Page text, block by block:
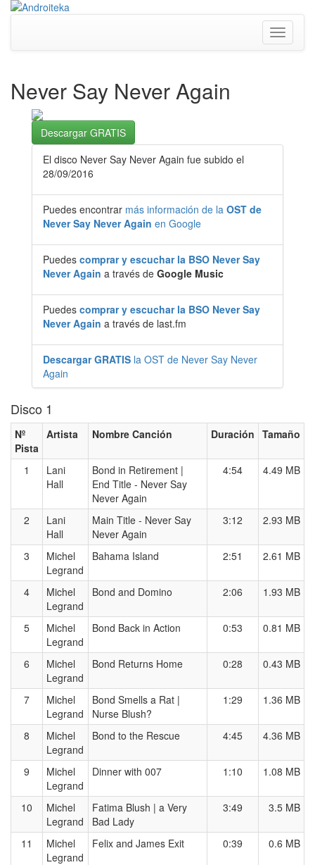
Toggle
Never Say Never Again
Descargar GRATIS
El disco Never Say Never Again fue subido el
28/09/2016
Puedes encontrar más información de la OST de
Never Say Never Again en Google
Puedes comprar y escuchar la BSO Never Say
Never Again a través de Google Music
Puedes comprar y escuchar la BSO Never Say
Never Again a través de last.fm
Descargar GRATIS la OST de Never Say Never
Again
Disco 1
Nº
Pista
Artista Nombre Canción Duración Tamaño
1
Lani
Hall
Bond in Retirement |
End Title - Never Say
Never Again
4:54 4.49 MB
2
Lani
Hall
Main Title - Never Say
Never Again
3:12 2.93 MB
3
Michel
Legrand
Bahama Island 2:51 2.61 MB
4
Michel
Legrand
Bond and Domino 2:06 1.93 MB
5
Michel
Legrand
Bond Back in Action 0:53 0.81 MB
6
Michel
Legrand
Bond Returns Home 0:28 0.43 MB
7
Michel
Legrand
Bond Smells a Rat |
Nurse Blush?
1:29 1.36 MB
8
Michel
Legrand
Bond to the Rescue 4:45 4.36 MB
9
Michel
Legrand
Dinner with 007 1:10 1.08 MB
10
Michel
Legrand
Fatima Blush | a Very
Bad Lady
3:49 3.5 MB
11
Michel
Legrand
Felix and James Exit 0:39 0.6 MB